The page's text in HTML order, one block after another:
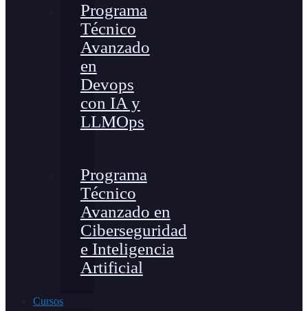
Programa
Técnico
Avanzado
en
Devops
con IA y
LLMOps
Programa
Técnico
Avanzado en
Ciberseguridad
e Inteligencia
Artificial
Cursos